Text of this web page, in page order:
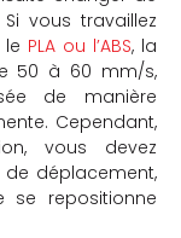
vous travaillez
PLA ou l’ABS, la
50 à 60 mm/s,
de manière
Cependant,
vous devez
déplacement,
se repositionne